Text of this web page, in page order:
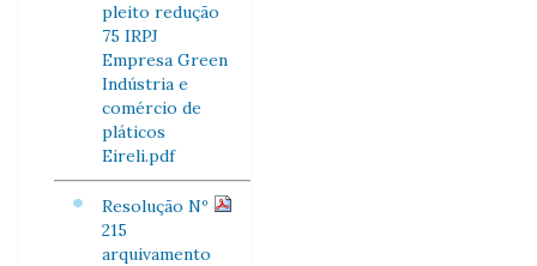
pleito redução
75 IRPJ
Empresa Green
Indústria e
comércio de
pláticos
Eireli.pdf
Resolução Nº
215
arquivamento